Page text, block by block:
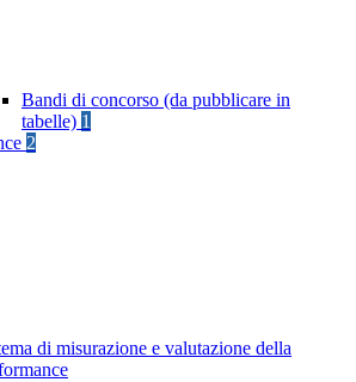
Bandi di concorso (da pubblicare in
tabelle) 1
2
di misurazione e valutazione della